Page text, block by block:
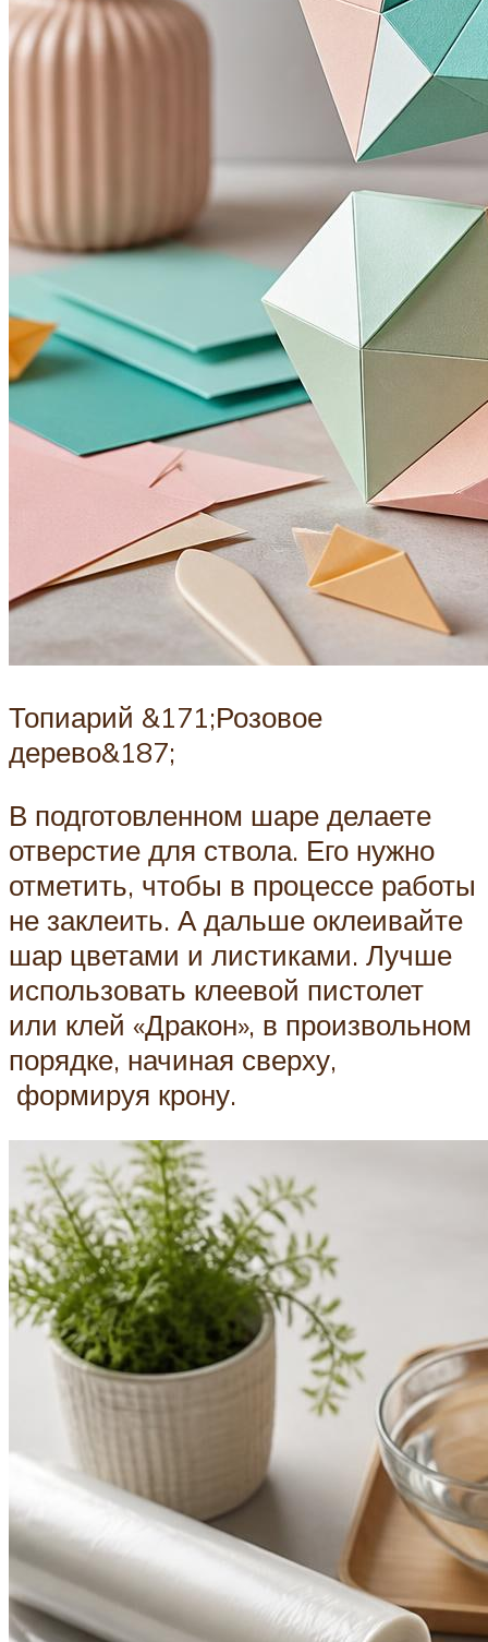
Топиарий &171;Розовое
дерево&187;
В подготовленном шаре делаете
отверстие для ствола. Его нужно
отметить, чтобы в процессе работы
не заклеить. А дальше оклеивайте
шар цветами и листиками. Лучше
использовать клеевой пистолет
или клей «Дракон», в произвольном
порядке, начиная сверху,
формируя крону.